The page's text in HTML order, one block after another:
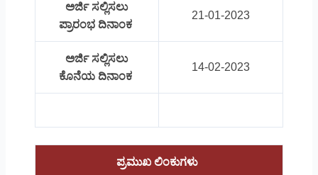
ಅರ್ಜಿ ಸಲ್ಲಿಸಲು
ಪ್ರಾರಂಭ ದಿನಾಂಕ
21-01-2023
ಅರ್ಜಿ ಸಲ್ಲಿಸಲು
ಕೊನೆಯ ದಿನಾಂಕ
14-02-2023
ಪ್ರಮುಖ ಲಿಂಕುಗಳು